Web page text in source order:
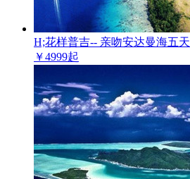
H;花样普吉-- 亲吻安达曼海五天
￥4999起